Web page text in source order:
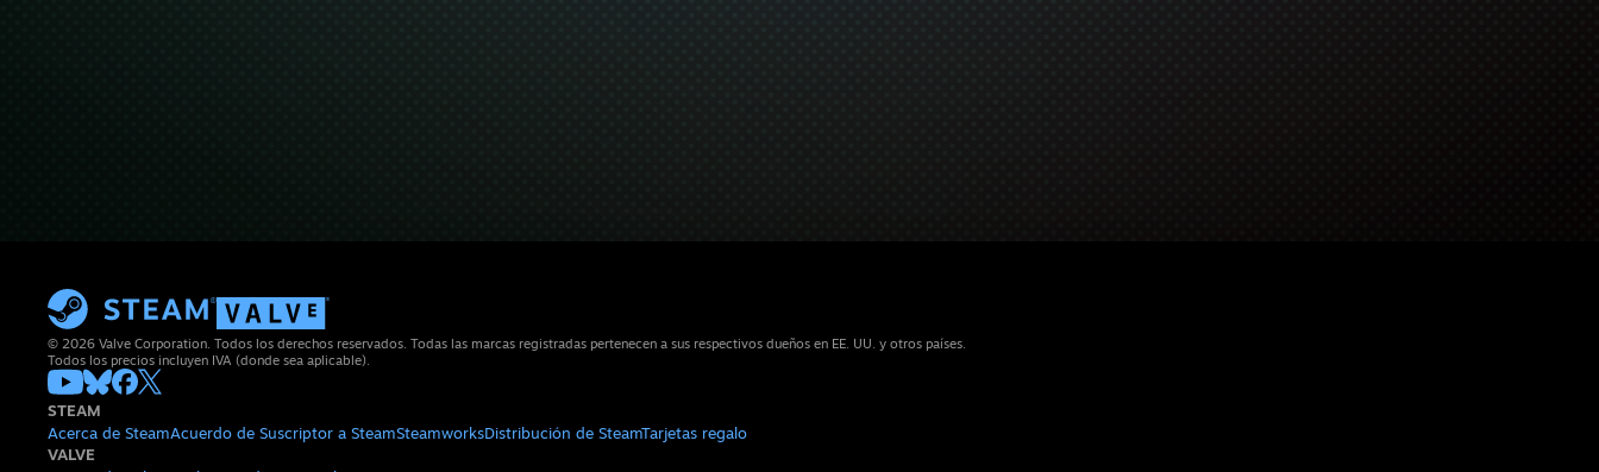
© 2026 Valve Corporation. Todos los derechos reservados. Todas las marcas registradas pertenecen a sus respectivos dueños en EE. UU. y otros países.
Todos los precios incluyen IVA (donde sea aplicable).
STEAM
Acerca de SteamAcuerdo de Suscriptor a SteamSteamworksDistribución de SteamTarjetas regalo
VALVE